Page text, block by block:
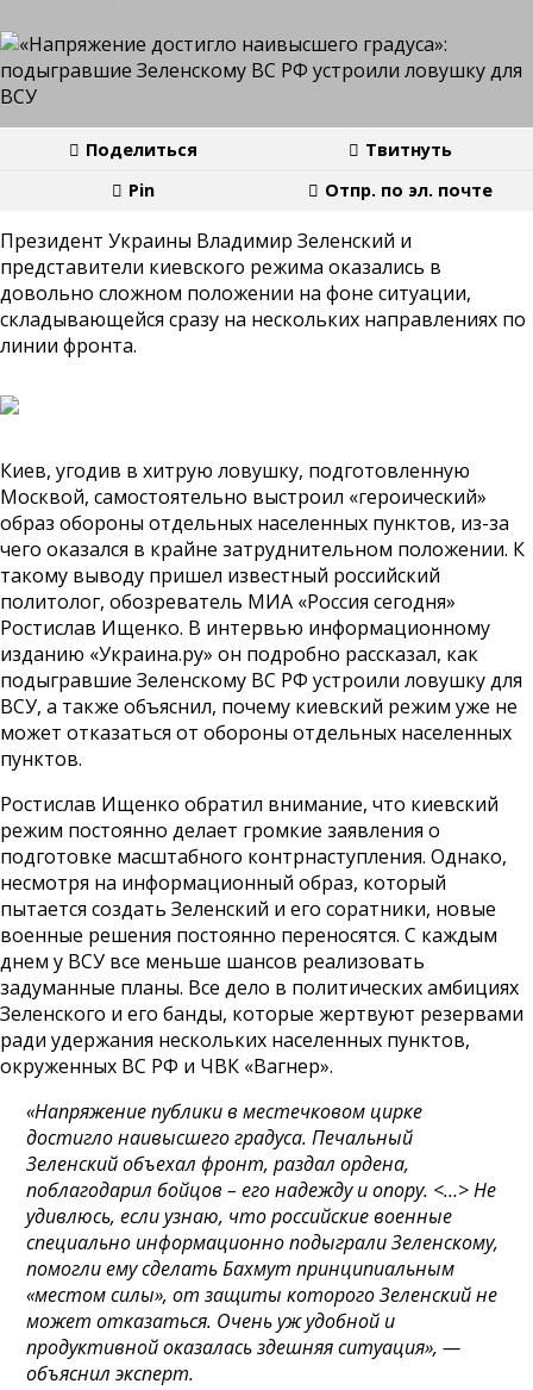
Поделиться
Твитнуть
Pin
Отпр. по эл. почте
Президент Украины Владимир Зеленский и
представители киевского режима оказались в
довольно сложном положении на фоне ситуации,
складывающейся сразу на нескольких направлениях по
линии фронта.
Киев, угодив в хитрую ловушку, подготовленную
Москвой, самостоятельно выстроил «героический»
образ обороны отдельных населенных пунктов, из-за
чего оказался в крайне затруднительном положении. К
такому выводу пришел известный российский
политолог, обозреватель МИА «Россия сегодня»
Ростислав Ищенко. В интервью информационному
изданию «Украина.ру» он подробно рассказал, как
подыгравшие Зеленскому ВС РФ устроили ловушку для
ВСУ, а также объяснил, почему киевский режим уже не
может отказаться от обороны отдельных населенных
пунктов.
Ростислав Ищенко обратил внимание, что киевский
режим постоянно делает громкие заявления о
подготовке масштабного контрнаступления. Однако,
несмотря на информационный образ, который
пытается создать Зеленский и его соратники, новые
военные решения постоянно переносятся. С каждым
днем у ВСУ все меньше шансов реализовать
задуманные планы. Все дело в политических амбициях
Зеленского и его банды, которые жертвуют резервами
ради удержания нескольких населенных пунктов,
окруженных ВС РФ и ЧВК «Вагнер».
«Напряжение публики в местечковом цирке
достигло наивысшего градуса. Печальный
Зеленский объехал фронт, раздал ордена,
поблагодарил бойцов – его надежду и опору. <…> Не
удивлюсь, если узнаю, что российские военные
специально информационно подыграли Зеленскому,
помогли ему сделать Бахмут принципиальным
«местом силы», от защиты которого Зеленский не
может отказаться. Очень уж удобной и
продуктивной оказалась здешняя ситуация», —
объяснил эксперт.